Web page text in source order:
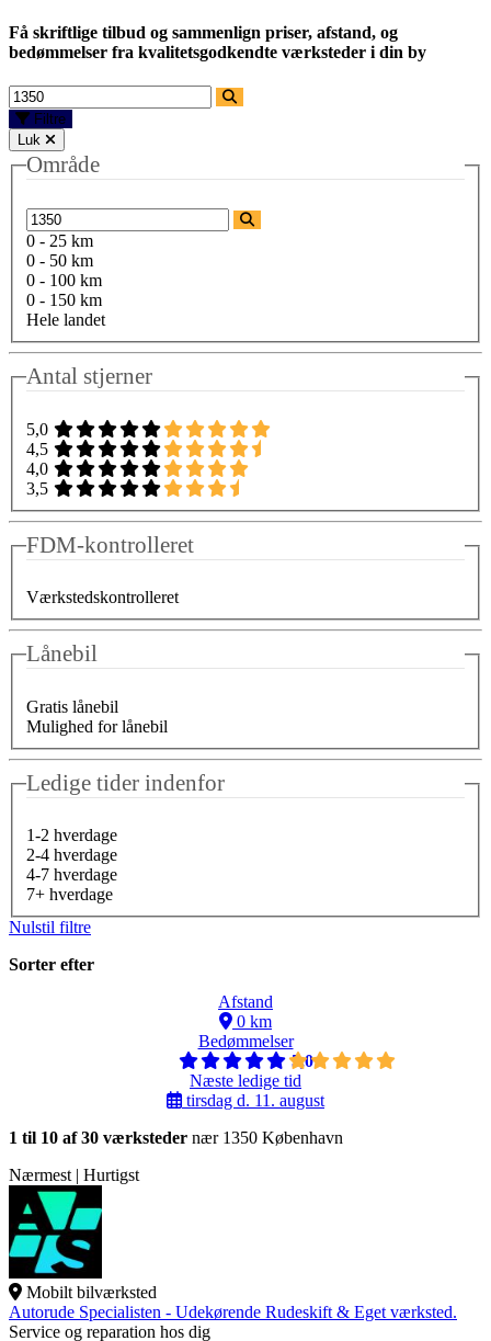
Få skriftlige tilbud og sammenlign priser, afstand, og
bedømmelser fra kvalitetsgodkendte værksteder i din by
Filtre
Luk
Område
0 - 25 km
0 - 50 km
0 - 100 km
0 - 150 km
Hele landet
Antal stjerner
5,0
4,5
4,0
3,5
FDM-kontrolleret
Værkstedskontrolleret
Lånebil
Gratis lånebil
Mulighed for lånebil
Ledige tider indenfor
1-2 hverdage
2-4 hverdage
4-7 hverdage
7+ hverdage
Nulstil filtre
Sorter efter
Afstand
0 km
Bedømmelser
5,0
Næste ledige tid
tirsdag d. 11. august
1 til 10 af 30 værksteder nær 1350 København
Nærmest | Hurtigst
Mobilt bilværksted
Autorude Specialisten - Udekørende Rudeskift & Eget værksted.
Service og reparation hos dig